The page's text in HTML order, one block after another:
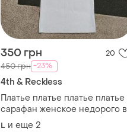
350 грн 20
450 грн -23%
4th & Reckless
Платье платье платье платье
сарафан женское недорого в
рубчик макси л, хл, м размер
44,46,48 2хл
L и еще 2